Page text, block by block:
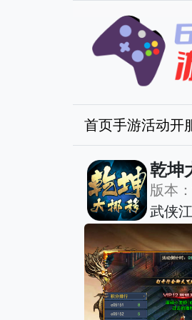
首页手游活动开
乾坤
版本
武侠